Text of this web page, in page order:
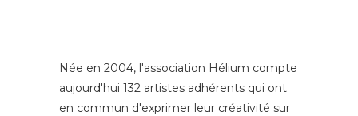
Née en 2004, l'association Hélium compte
aujourd'hui 132 artistes adhérents qui ont
en commun d'exprimer leur créativité sur